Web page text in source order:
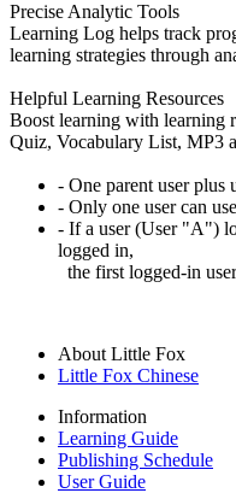
Precise Analytic Tools
Learning Log helps track
learning strategies through
Helpful Learning Resources
Boost learning with learning
Quiz, Vocabulary List, MP3
- One parent user plus
- Only one user can
- If a user (User "A")
logged in,
the first logged-in
About Little Fox
Little Fox Chinese
Information
Learning Guide
Publishing Schedule
User Guide